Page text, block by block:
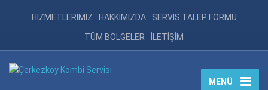
HİZMETLERİMİZ HAKKIMIZDA SERVİS TALEP FORMU
TÜM BÖLGELER İLETİŞİM
MENÜ